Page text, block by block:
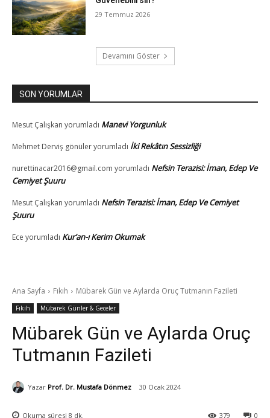
29 Temmuz 2026
Devamını Göster
SON YORUMLAR
Mesut Çalışkan yorumladı Manevi Yorgunluk
Mehmet Derviş gönüleryorumladı İki Rekâtın Sessizliği
nurettinacar2016@gmail.com yorumladı Nefsin Terazisi: İman, Edep Ve
Cemiyet Şuuru
Mesut Çalışkan yorumladı Nefsin Terazisi: İman, Edep Ve Cemiyet
Şuuru
Ece yorumladı Kur’an-ı Kerim Okumak